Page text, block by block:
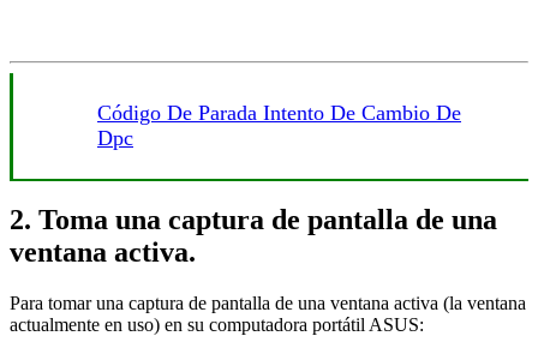
Código De Parada Intento De Cambio De
Dpc
2. Toma una captura de pantalla de una
ventana activa.
Para tomar una captura de pantalla de una ventana activa (la ventana
actualmente en uso) en su computadora portátil ASUS: